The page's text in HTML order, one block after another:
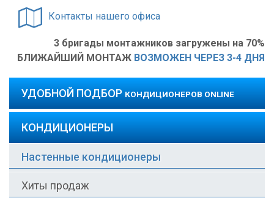
Контакты нашего офиса
3 бригады монтажников загружены на 70%
БЛИЖАЙШИЙ МОНТАЖ ВОЗМОЖЕН ЧЕРЕЗ 3-4 ДНЯ
УДОБНОЙ ПОДБОР КОНДИЦИОНЕРОВ ONLINE
КОНДИЦИОНЕРЫ
Настенные кондиционеры
Хиты продаж